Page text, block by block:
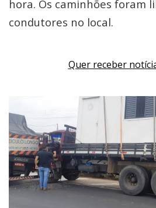
hora. Os caminhões foram
condutores no local.
Quer receber